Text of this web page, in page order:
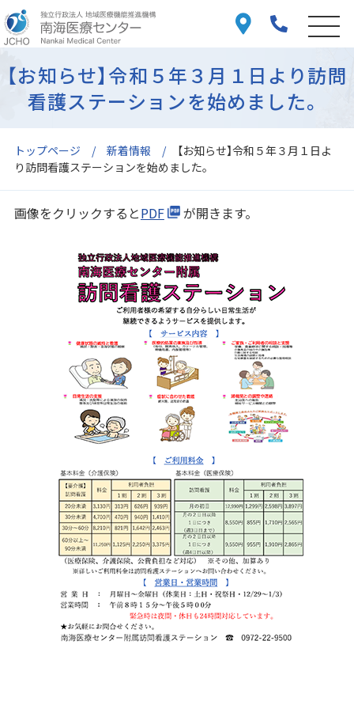
トップページ 新着情報
【お知らせ】令和５年３月１日よ
り訪問看護ステーションを始めました。
【お知らせ】令和５年３月１日より訪問
看護ステーションを始めました。
画像をクリックするとPDF が開きます。